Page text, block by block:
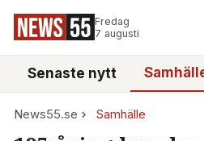
Fredag
7 augusti
Senaste nytt
News55.se Samhälle